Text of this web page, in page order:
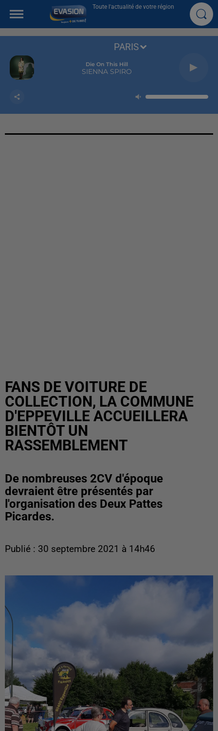
Toute l'actualité de votre région
Die On This Hill
SIENNA SPIRO
PARIS
FANS DE VOITURE DE
COLLECTION, LA COMMUNE
D'EPPEVILLE ACCUEILLERA
BIENTÔT UN
RASSEMBLEMENT
De nombreuses 2CV d'époque
devraient être présentés par
l'organisation des Deux Pattes
Picardes.
Publié : 30 septembre 2021 à 14h46